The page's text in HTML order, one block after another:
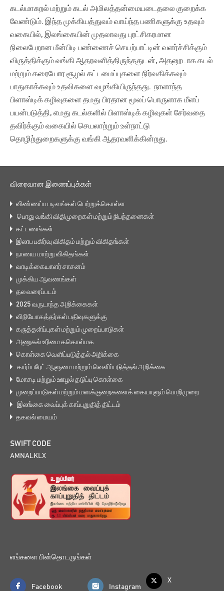
கடல்மாசுறல் மற்றும் கடல் அமிலத்தன்மையடைதலை குறைக்க
வேண்டும். இந்த முக்கியத்துவம் வாய்ந்த பணிகளுக்கு உதவும்
வகையில், இலங்கையின் முதலாவது புரட்சிகரமான
நிலைபேறான மீன்பிடி பண்ணைச் செயற்பாட்டின் வளர்ச்சிக்கும்
விருத்திக்கும் வங்கி ஆதரவளித்திருந்ததுடன், அதனூடாக கடல்
மற்றும் கரையோர சூழல் கட்டமைப்புகளை நிர்வகிக்கவும்
பாதுகாக்கவும் உதவிகளை வழங்கியிருந்தது. நாளாந்த
பிளாஸ்டிக் கழிவுகளை தமது பிரதான மூலப் பொருளாக மீளப்
பயன்படுத்தி, எமது கடல்களில் பிளாஸ்டிக் கழிவுகள் சேர்வதை
தவிர்க்கும் வகையில் செயலாற்றும் உள்நாட்டு
தொழிற்துறைகளுக்கு வங்கி ஆதரவளிக்கின்றது.
விரைவான இணைப்புக்கள்
விண்ணப்ப படிவங்கள் பெற்றுக்கொள்ள
பொது வங்கி விதிமுறைகள் மற்றும் நிபந்தனைகள்
கட்டணங்கள்
இலாப பகிர்வு விகிதம் மற்றும் விகிதங்கள்
நாணய மாற்று விகிதங்கள்
வாடிக்கையாளர் சாசனம்
முக்கிய ஆவணங்கள்
தல வரைப்படம்
2025 வருடாந்த அறிக்கைகள்
விநியோகத்தர்கள் பதிவுகளுக்கு
கருத்தளிப்புகள் மற்றும் முறைப்பாடுகள்
அணுகல் உரிமை ககொள்மக
கொள்கை வெளிப்படுத்தல் அறிக்கை
கார்ப்பரேட் ஆளுமை மற்றும் வெளிப்படுத்தல் அறிக்கை
மோசடி மற்றும் ஊழல் தடுப்பு கொள்கை
முறைப்பாடுகள் மற்றும் மனக்குறைகளைக் கையாளும் பொறிமுறை
இலங்கை வைப்புக் காப்புறுதித் திட்டம்
தகவல் மையம்
SWIFT CODE
AMNALKLX
எங்களை பின்தொடருங்கள்
Facebook Instagram
X